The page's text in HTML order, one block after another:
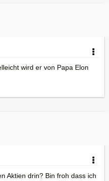
wird er von Papa Elon
Aktien drin? Bin froh dass ich